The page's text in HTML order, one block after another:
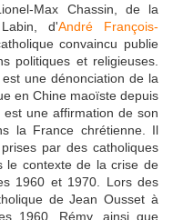
Max Chassin, de la
Labin, d'André François-
convaincu publie
politiques et religieuses.
une dénonciation de la
en Chine maoïste depuis
une affirmation de son
la France chrétienne. Il
par des catholiques
le contexte de la crise de
1960 et 1970. Lors des
de Jean Ousset à
1960, Rémy, ainsi que